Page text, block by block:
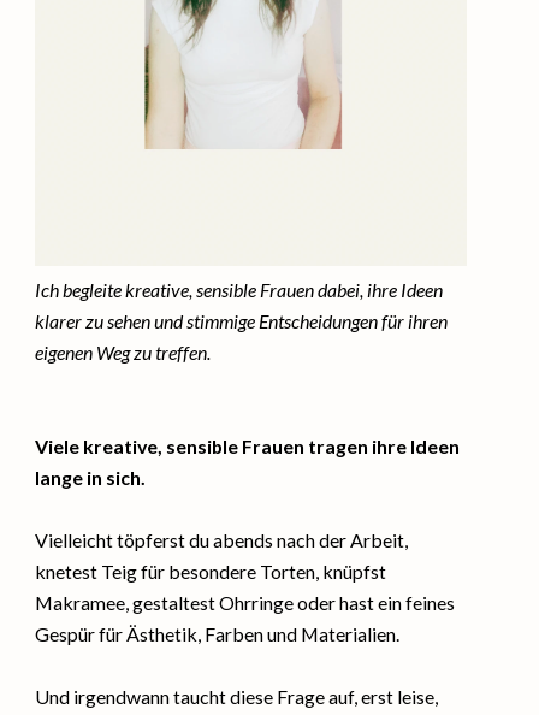
Ich begleite kreative, sensible Frauen dabei, ihre Ideen
klarer zu sehen und stimmige Entscheidungen für ihren
eigenen Weg zu treffen.
Viele kreative, sensible Frauen tragen ihre Ideen
lange in sich.
Vielleicht töpferst du abends nach der Arbeit,
knetest Teig für besondere Torten, knüpfst
Makramee, gestaltest Ohrringe oder hast ein feines
Gespür für Ästhetik, Farben und Materialien.
Und irgendwann taucht diese Frage auf, erst leise,